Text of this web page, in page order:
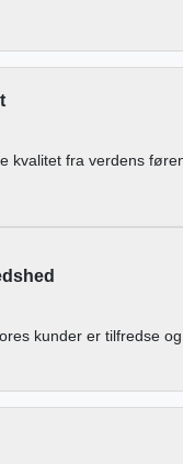
kvalitet fra verdens
kunder er tilfredse